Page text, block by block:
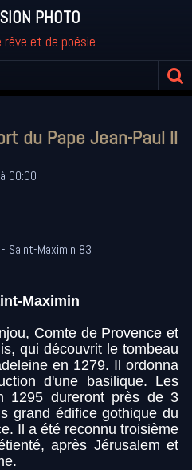
PHOTO
rêve et de poésie
du Pape Jean-Paul II
à 00:00
Saint-Maximin 83
Maximin
Comte de Provence et
qui découvrit le tombeau
en 1279. Il ordonna
d'une basilique. Les
1295 dureront près de 3
grand édifice gothique du
Il a été reconnu troisième
après Jérusalem et